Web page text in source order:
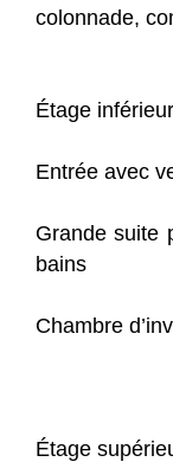
colonnade,
Étage
Entrée avec
Grande suite
bains
Chambre
Étage